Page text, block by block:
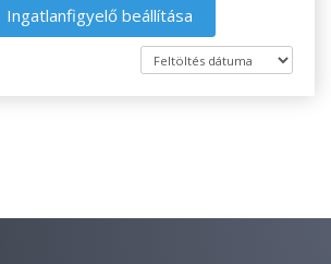
Ingatlanfigyelő beállítása